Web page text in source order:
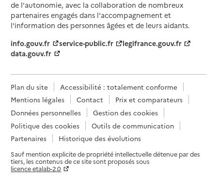
de l'autonomie, avec la collaboration de nombreux
partenaires engagés dans l'accompagnement et
l'information des personnes âgées et de leurs aidants.
info.gouv.fr
service-public.fr
legifrance.gouv.fr
data.gouv.fr
Plan du site
Accessibilité : totalement conforme
Mentions légales
Contact
Prix et comparateurs
Données personnelles
Gestion des cookies
Politique des cookies
Outils de communication
Partenaires
Historique des évolutions
Sauf mention explicite de propriété intellectuelle détenue par des
tiers, les contenus de ce site sont proposés sous
licence etalab-2.0